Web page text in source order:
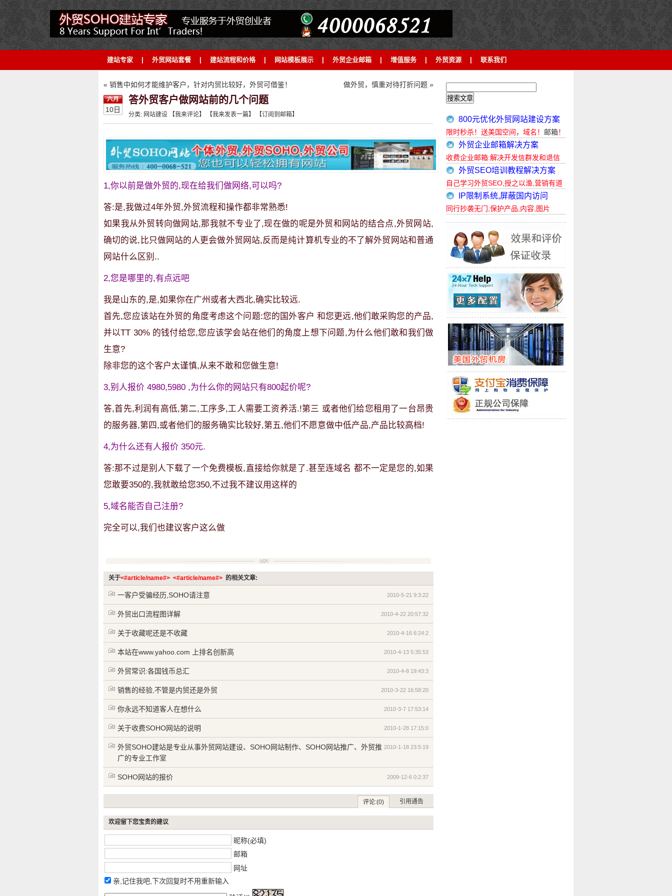
建站专家 外贸网站套餐 建站流程和价格 网站模板展示 外贸企业邮箱 增值服务 外贸资源 联系我们
« 销售中如何才能维护客户，针对内贸比较好，外贸可借鉴！ 做外贸，慎重对待打折问题 »
六月
10日
答外贸客户做网站前的几个问题
分类: 网站建设 【我来评论】 【我来发表一篇】 【订阅到邮箱】
1,你以前是做外贸的,现在给我们做网络,可以吗?
答:是,我做过4年外贸,外贸流程和操作都非常熟悉!
如果我从外贸转向做网站,那我就不专业了,现在做的呢是外贸和网站的结合点,外贸网站,
确切的说,比只做网站的人更会做外贸网站,反而是纯计算机专业的不了解外贸网站和普通
网站什么区别..
2,您是哪里的,有点远吧
我是山东的,是,如果你在广州或者大西北,确实比较远.
首先,您应该站在外贸的角度考虑这个问题:您的国外客户 和您更远,他们敢采购您的产品,
并以TT 30% 的钱付给您,您应该学会站在他们的角度上想下问题,为什么他们敢和我们做
生意?
除非您的这个客户太谨慎,从来不敢和您做生意!
3,别人报价 4980,5980 ,为什么你的网站只有800起价呢?
答,首先,利润有高低,第二,工序多,工人需要工资养活.!第三 或者他们给您租用了一台昂贵
的服务器,第四,或者他们的服务确实比较好,第五,他们不愿意做中低产品,产品比较高档!
4,为什么还有人报价 350元.
答:那不过是别人下载了一个免费模板,直接给你就是了.甚至连域名 都不一定是您的,如果
您敢要350的,我就敢给您350,不过我不建议用这样的
5,域名能否自己注册?
完全可以,我们也建议客户这么做
关于<#article/name#> <#article/name#> 的相关文章:
2010-5-21 9:3:22
一客户受骗经历,SOHO请注意
2010-4-22 20:57:32
外贸出口流程图详解
2010-4-16 6:24:2
关于收藏呢还是不收藏
2010-4-13 5:35:53
本站在www.yahoo.com 上排名创新高
2010-4-8 19:43:3
外贸常识:各国钱币总汇
2010-3-22 16:58:20
销售的经验,不管是内贸还是外贸
2010-3-7 17:53:14
你永远不知道客人在想什么
2010-1-28 17:15:0
关于收费SOHO网站的说明
2010-1-18 23:5:19
外贸SOHO建站是专业从事外贸网站建设、SOHO网站制作、SOHO网站推广、外贸推
广的专业工作室
2009-12-6 0:2:37
SOHO网站的报价
评论:(0) 引用通告
欢迎留下您宝贵的建议
昵称(必填)
邮箱
网址
亲,记住我吧,下次回复时不用重新输入
800元优化外贸网站建设方案
限时秒杀！送美国空间，域名！ 邮箱！
外贸企业邮箱解决方案
收费企业邮箱:解决开发信群发和退信
外贸SEO培训教程解决方案
自己学习外贸SEO,授之以渔,营销有道
IP限制系统,屏蔽国内访问
同行抄袭无门,保护产品,内容,图片